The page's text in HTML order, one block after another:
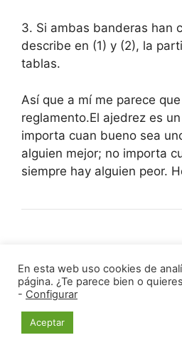
3. Si ambas banderas han
describe en (1) y (2), la
tablas.
Así que a mí me parece
reglamento.El ajedrez es
importa cuan bueno sea
alguien mejor; no importa
siempre hay alguien peor.
A fenchito– post by
Hace muchos años cuando
Chamberí, no se aplicaban
rápidas. Por ejemplo hacer
En esta web uso cookies de
página. ¿Te parece bien o
- Configurar
Aceptar